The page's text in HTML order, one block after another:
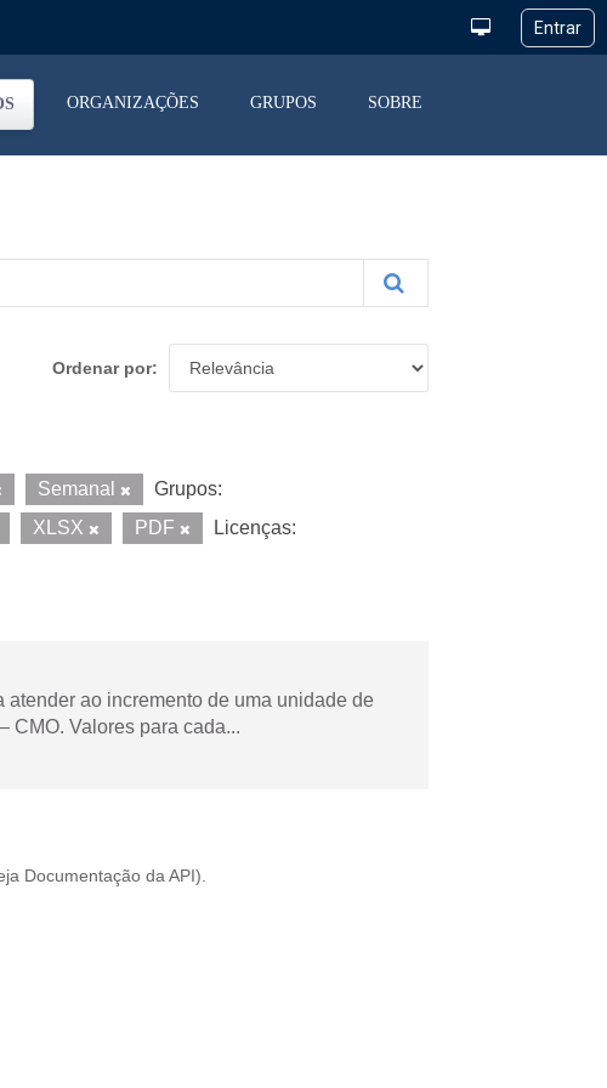
ORGANIZAÇÕES GRUPOS SOBRE
Ordenar por
Semanal
Grupos:
XLSX PDF
Licenças:
ao incremento de uma unidade de
CMO. Valores para cada...
Documentação da API ).